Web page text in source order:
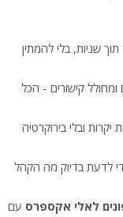
שניות, בלי להמתין
קישורים - הכל
ובלי בירוקרטיה
לדעת בדיוק מה הקהל
לאלי אקספרס עם